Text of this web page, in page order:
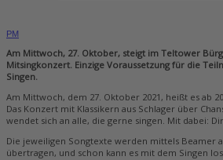
PM
Am Mittwoch, 27. Oktober, steigt im Teltower
Mitsingkonzert. Einzige Voraussetzung für die
Singen.
Am Mittwoch, dem 27. Oktober 2021, heißt es ab
Das Konzert mit Klassikern aus Schlager über
wendet sich an alle, die gerne singen. Mit dabei:
Die jeweiligen Songtexte werden mittels Beamer
übertragen, und schon kann es mit dem Singen